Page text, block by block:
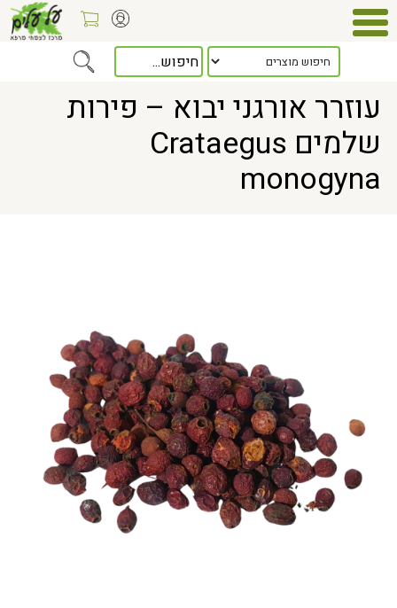
> עוזרר אורגני יבוא – פירות שלמים Crataegus monogyna
עוזרר אורגני יבוא – פירות
שלמים Crataegus
monogyna